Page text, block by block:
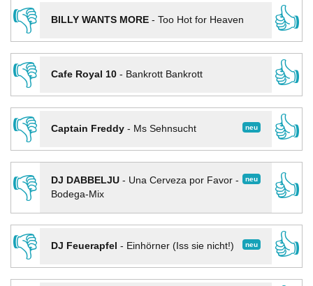
👎
BILLY WANTS MORE- Too Hot for Heaven
👍
👎
Cafe Royal 10- Bankrott Bankrott
👍
👎
neu
Captain Freddy- Ms Sehnsucht
👍
👎
neu
DJ DABBELJU- Una Cerveza por Favor -
Bodega-Mix
👍
👎
neu
DJ Feuerapfel - Einhörner (Iss sie nicht!)
👍